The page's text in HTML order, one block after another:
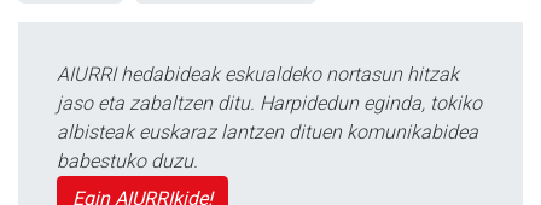
AIURRI hedabideak eskualdeko nortasun hitzak
jaso eta zabaltzen ditu. Harpidedun eginda, tokiko
albisteak euskaraz lantzen dituen komunikabidea
babestuko duzu.
Egin AIURRIkide!